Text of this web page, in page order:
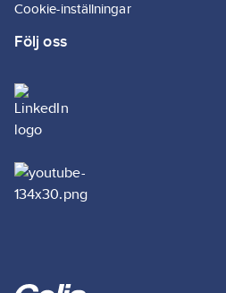
Cookie-inställningar
Följ oss